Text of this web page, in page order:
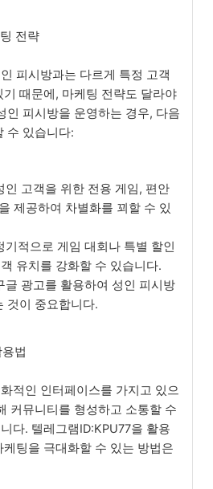
전략
피시방과는 다르게 특정 고객
때문에, 마케팅 전략도 달라야
인 피시방을 운영하는 경우, 다음
수 있습니다:
인 고객을 위한 전용 게임, 편안
제공하여 차별화를 꾀할 수 있
기적으로 게임 대회나 특별 할인
유치를 강화할 수 있습니다.
글 광고를 활용하여 성인 피시방
것이 중요합니다.
법
적인 인터페이스를 가지고 있으
커뮤니티를 형성하고 소통할 수
다. 텔레그램ID:KPU77을 활용
팅을 극대화할 수 있는 방법은